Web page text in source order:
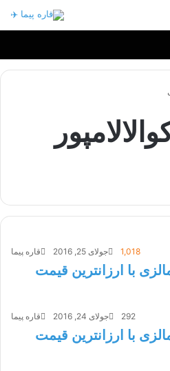
قاره پیما جولای 25, 2016
مالزی با ارزانترین قیمت
قاره پیما جولای 24, 2016
مالزی با ارزانترین قیمت